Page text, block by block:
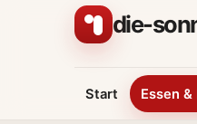
Zum Inhalt springendie-
Start Essen